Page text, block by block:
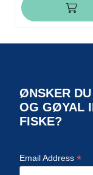
ØNSKER
OG GØYAL
FISKE?
Email Address *